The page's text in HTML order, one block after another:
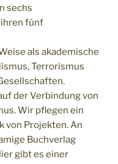
sechs
fünf
als akademische
Terrorismus
der Verbindung von
Wir pflegen ein
von Projekten. An
Buchverlag
gibt es einer